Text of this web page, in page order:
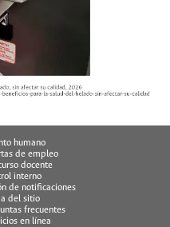
humano
de empleo
docente
interno
de notificaciones
del sitio
frecuentes
en línea